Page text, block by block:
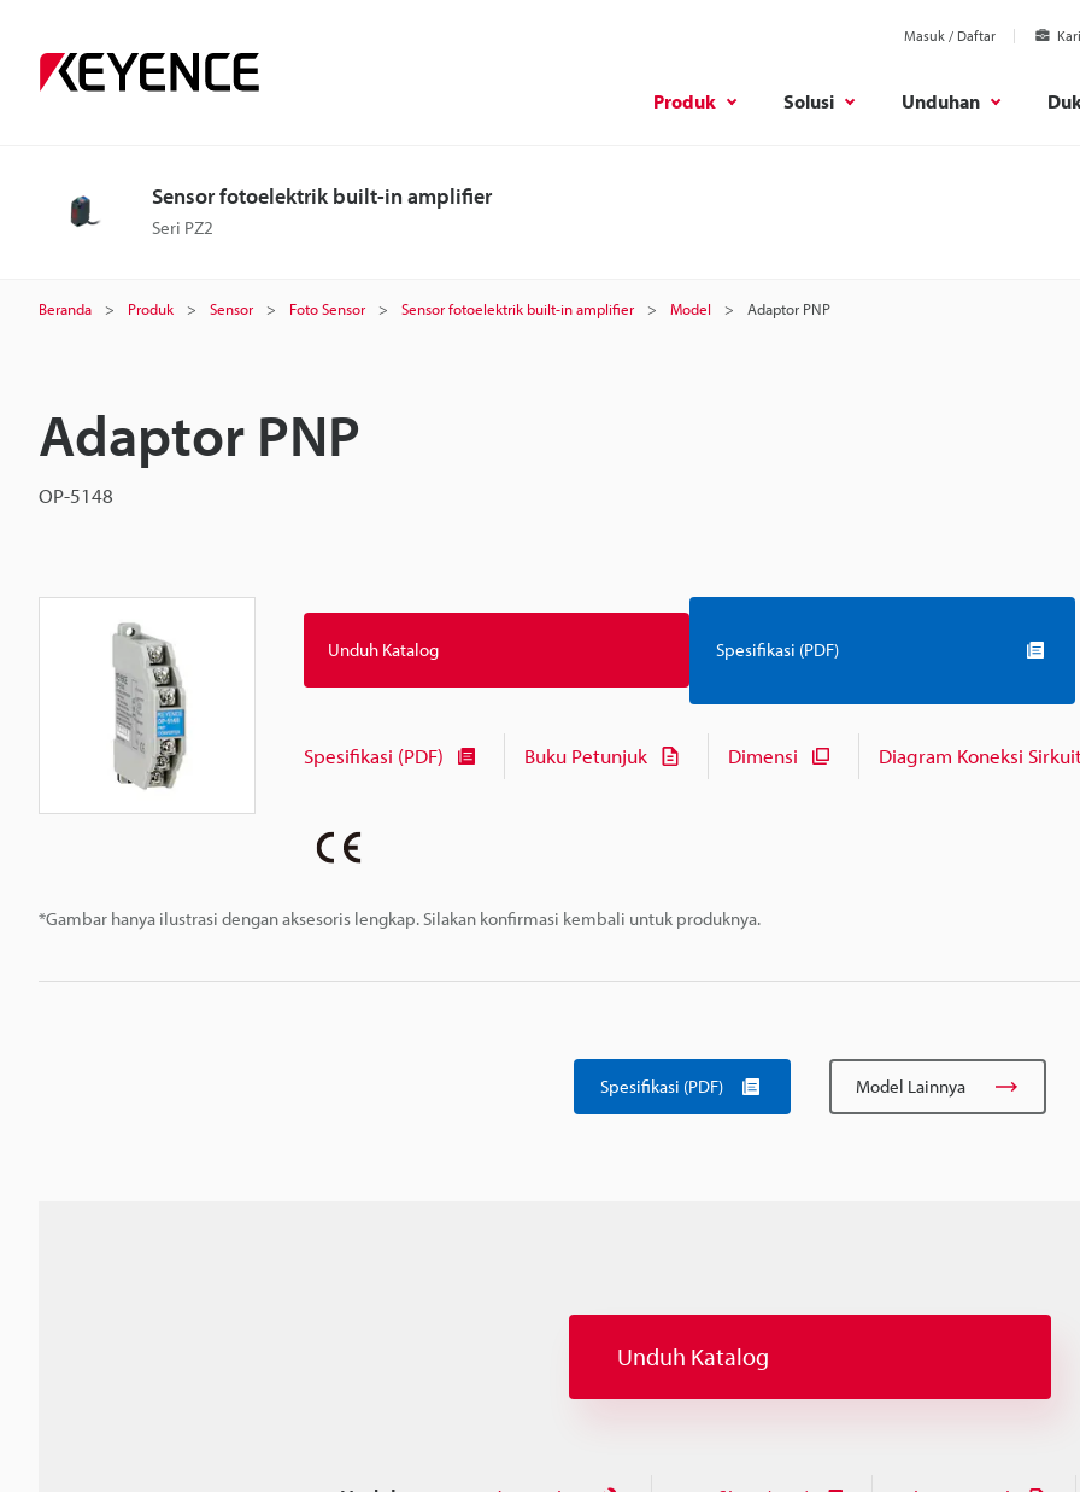
Masuk / Daftar
Produk Solusi Unduhan
Sensor fotoelektrik built-in amplifier
Seri PZ2
Beranda Produk Sensor Foto Sensor Sensor fotoelektrik built-in amplifier Model Adaptor PNP
Adaptor PNP
OP-5148
*Gambar hanya ilustrasi dengan aksesoris lengkap. Silakan konfirmasi kembali untuk produknya.
Unduh Katalog Spesifikasi (PDF)
Spesifikasi (PDF) Buku Petunjuk Dimensi Diagram Koneksi
Spesifikasi (PDF) Model Lainnya
Unduh Katalog